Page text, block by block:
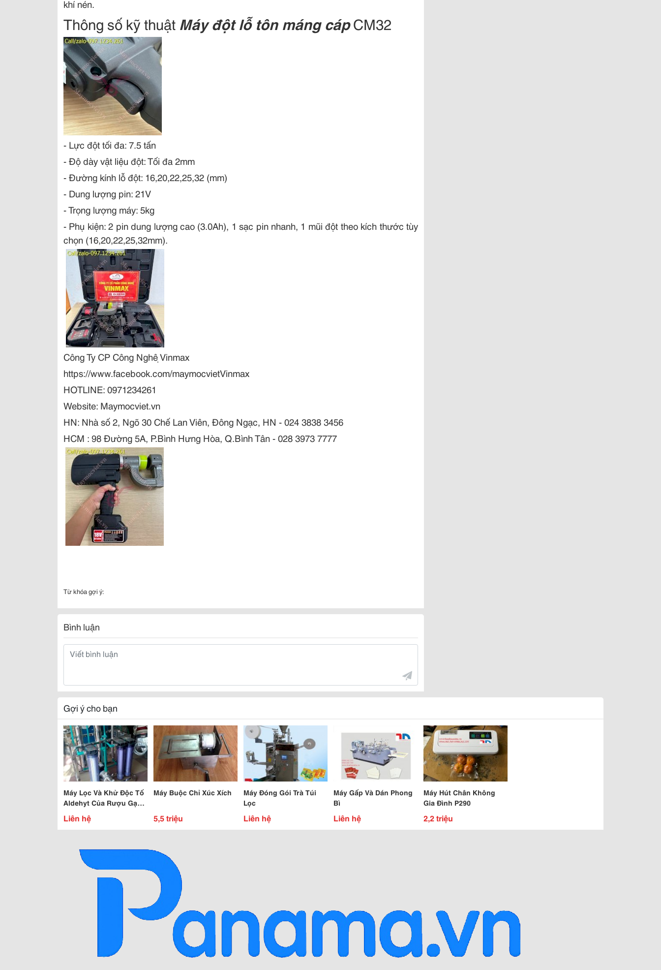
khí nén.
Thông số kỹ thuật Máy đột lỗ tôn máng cápCM32
- Lực đột tối đa: 7.5 tấn
- Độ dày vật liệu đột: Tối đa 2mm
- Đường kính lỗ đột: 16,20,22,25,32 (mm)
- Dung lượng pin: 21V
- Trọng lượng máy: 5kg
- Phụ kiện: 2 pin dung lượng cao (3.0Ah), 1 sạc pin nhanh, 1 mũi đột theo kích thước tùy
chọn (16,20,22,25,32mm).
Công Ty CP Công Nghệ Vinmax
https://www.facebook.com/maymocvietVinmax
HOTLINE: 0971234261
Website: Maymocviet.vn
HN: Nhà số 2, Ngõ 30 Chế Lan Viên, Đông Ngạc, HN - 024 3838 3456
HCM : 98 Đường 5A, P.Bình Hưng Hòa, Q.Bình Tân - 028 3973 7777
Từ khóa gợi ý:
Bình luận
Gợi ý cho bạn
Máy Lọc Và Khử Độc Tố
Aldehyt Của Rượu Gạo,
Rượu Nấu 20 Lit/H
Liên hệ
Máy Buộc Chỉ Xúc Xích
5,5 triệu
Máy Đóng Gói Trà Túi
Lọc
Liên hệ
Máy Gấp Và Dán Phong
Bì
Liên hệ
Máy Hút Chân Không
Gia Đình P290
2,2 triệu